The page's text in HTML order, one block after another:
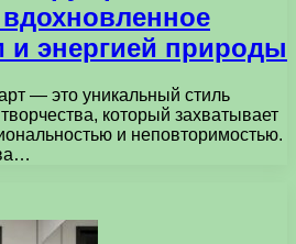
вдохновленное
и энергией природы
— это уникальный стиль
который захватывает
и неповторимостью.